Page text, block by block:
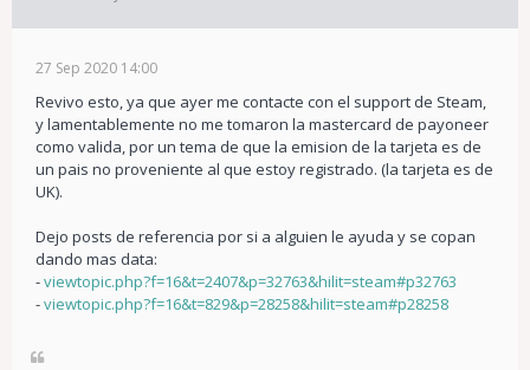
27 Sep 2020 14:00
Revivo esto, ya que ayer me contacte con el support de Steam,
y lamentablemente no me tomaron la mastercard de payoneer
como valida, por un tema de que la emision de la tarjeta es de
un pais no proveniente al que estoy registrado. (la tarjeta es de
UK).
Dejo posts de referencia por si a alguien le ayuda y se copan
dando mas data:
-viewtopic.php?f=16&t=2407&p=32763&hilit=steam#p32763
-viewtopic.php?f=16&t=829&p=28258&hilit=steam#p28258